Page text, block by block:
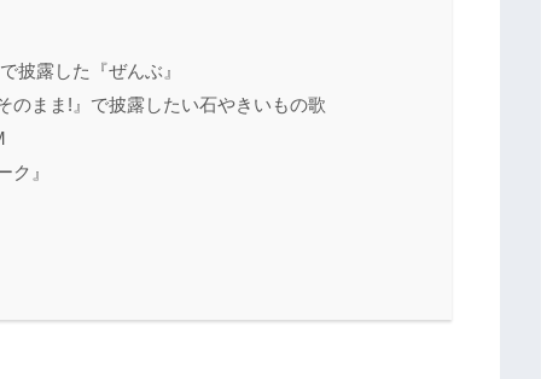
披露した『ぜんぶ』
まま!』で披露したい石やきいもの歌
』